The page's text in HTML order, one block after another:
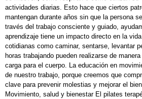
actividades diarias. Esto hace que ciertos
mantengan durante años sin que la persona
través del trabajo consciente y guiado,
aprendizaje tiene un impacto directo en la
cotidianas como caminar, sentarse, levantar
horas trabajando pueden realizarse de
carga para el cuerpo. La educación en
de nuestro trabajo, porque creemos que
clave para prevenir molestias y mejorar el
Movimiento, salud y bienestar El pilates